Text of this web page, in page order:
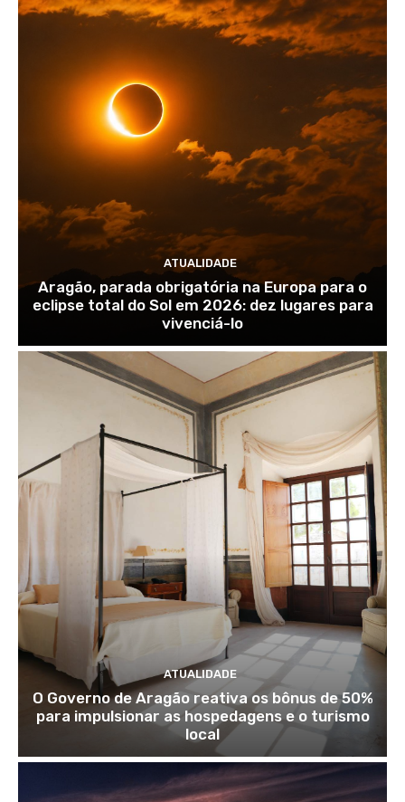
ATUALIDADE
Aragão, parada obrigatória na Europa para o
eclipse total do Sol em 2026: dez lugares para
vivenciá-lo
ATUALIDADE
O Governo de Aragão reativa os bônus de 50%
para impulsionar as hospedagens e o turismo
local